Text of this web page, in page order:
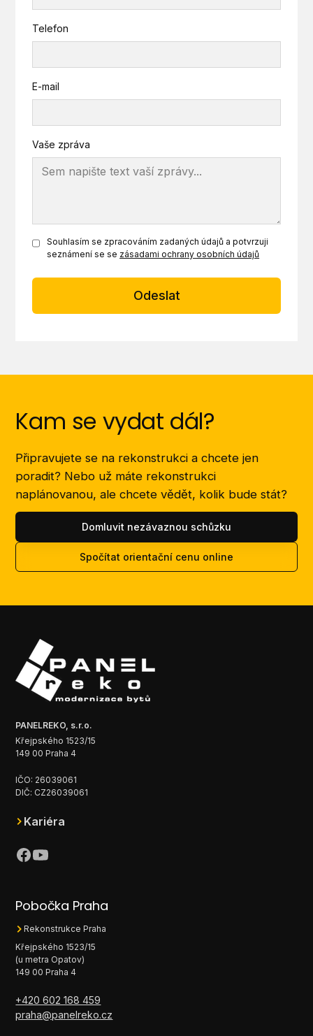
Telefon
E-mail
Vaše zpráva
Souhlasím se zpracováním zadaných údajů a potvrzuji
seznámení se se zásadami ochrany osobních údajů
Kam se vydat dál?
Připravujete se na rekonstrukci a chcete jen
poradit? Nebo už máte rekonstrukci
naplánovanou, ale chcete vědět, kolik bude stát?
Domluvit nezávaznou schůzku
Spočítat orientační cenu online
PANELREKO, s.r.o.
Křejpského 1523/15
149 00 Praha 4
IČO: 26039061
DIČ: CZ26039061
Kariéra
Pobočka Praha
Rekonstrukce Praha
Křejpského 1523/15
(u metra Opatov)
149 00 Praha 4
+420 602 168 459
praha@panelreko.cz